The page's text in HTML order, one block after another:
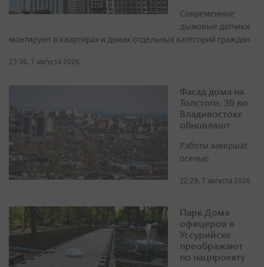
Современные
дымовые датчики
монтируют в квартирах и домах отдельных категорий граждан
23:36, 7 августа 2026
Фасад дома на
Толстого, 30 во
Владивостоке
обновляют
Работы завершат
осенью
22:29, 7 августа 2026
Парк Дома
офицеров в
Уссурийске
преображают
по нацпроекту